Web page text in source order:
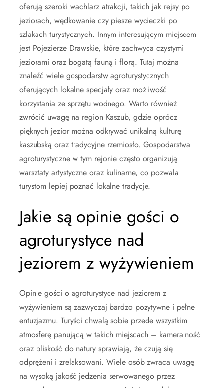
oferują szeroki wachlarz atrakcji, takich jak rejsy po
jeziorach, wędkowanie czy piesze wycieczki po
szlakach turystycznych. Innym interesującym miejscem
jest Pojezierze Drawskie, które zachwyca czystymi
jeziorami oraz bogatą fauną i florą. Tutaj można
znaleźć wiele gospodarstw agroturystycznych
oferujących lokalne specjały oraz możliwość
korzystania ze sprzętu wodnego. Warto również
zwrócić uwagę na region Kaszub, gdzie oprócz
pięknych jezior można odkrywać unikalną kulturę
kaszubską oraz tradycyjne rzemiosło. Gospodarstwa
agroturystyczne w tym rejonie często organizują
warsztaty artystyczne oraz kulinarne, co pozwala
turystom lepiej poznać lokalne tradycje.
Jakie są opinie gości o
agroturystyce nad
jeziorem z wyżywieniem
Opinie gości o agroturystyce nad jeziorem z
wyżywieniem są zazwyczaj bardzo pozytywne i pełne
entuzjazmu. Turyści chwalą sobie przede wszystkim
atmosferę panującą w takich miejscach – kameralność
oraz bliskość do natury sprawiają, że czują się
odprężeni i zrelaksowani. Wiele osób zwraca uwagę
na wysoką jakość jedzenia serwowanego przez